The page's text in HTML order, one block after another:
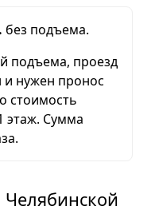
без подъема.
подъема, проезд
и нужен пронос
стоимость
этаж. Сумма
Челябинской